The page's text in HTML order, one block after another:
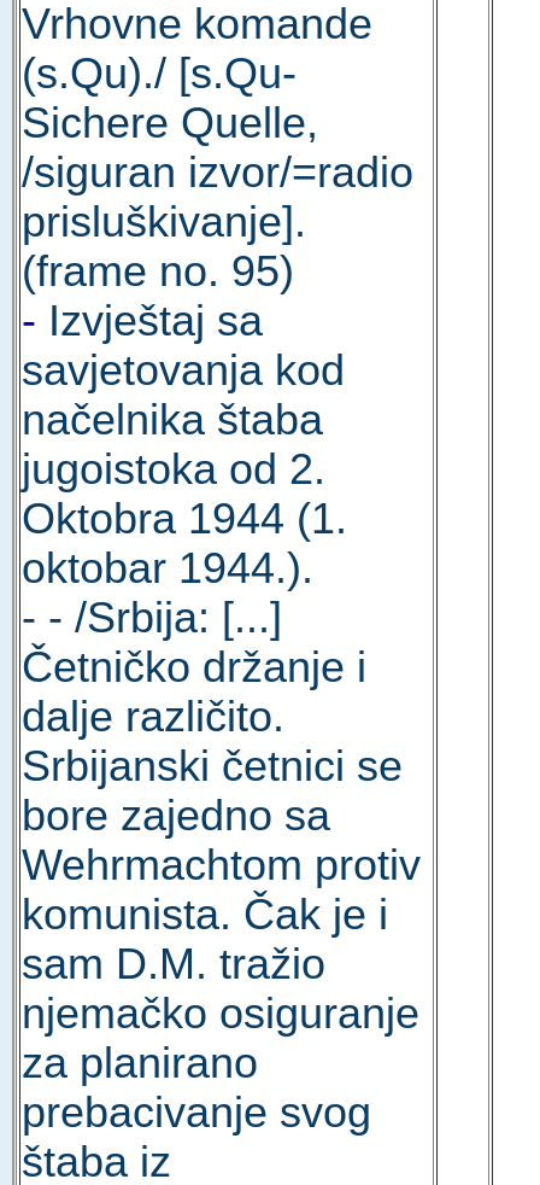
Vrhovne komande
(s.Qu)./ [s.Qu-
Sichere Quelle,
/siguran izvor/=radio
prisluškivanje].
(frame no. 95)
- Izvještaj sa
savjetovanja kod
načelnika štaba
jugoistoka od 2.
Oktobra 1944 (1.
oktobar 1944.).
- - /Srbija: [...]
Četničko držanje i
dalje različito.
Srbijanski četnici se
bore zajedno sa
Wehrmachtom protiv
komunista. Čak je i
sam D.M. tražio
njemačko osiguranje
za planirano
prebacivanje svog
štaba iz